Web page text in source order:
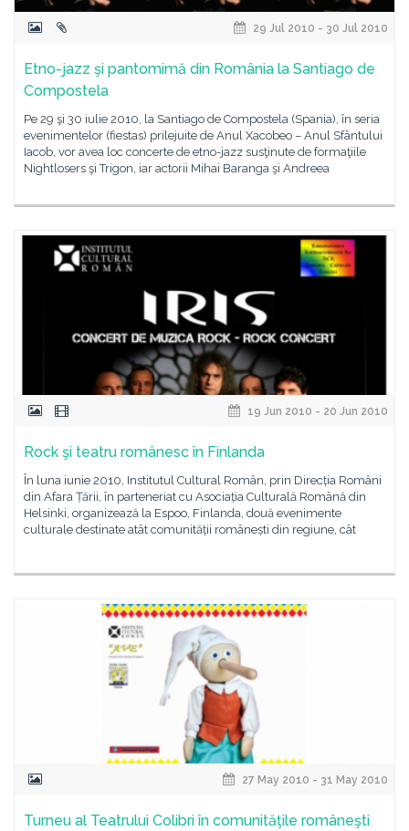
29 Jul 2010 - 30 Jul 2010
Etno-jazz şi pantomimă din România la Santiago de
Compostela
Pe 29 şi 30 iulie 2010, la Santiago de Compostela (Spania), în seria
evenimentelor (fiestas) prilejuite de Anul Xacobeo – Anul Sfântului
Iacob, vor avea loc concerte de etno-jazz susţinute de formaţiile
Nightlosers şi Trigon, iar actorii Mihai Baranga şi Andreea
19 Jun 2010 - 20 Jun 2010
Rock şi teatru românesc în Finlanda
În luna iunie 2010, Institutul Cultural Român, prin Direcția Români
din Afara Țării, în parteneriat cu Asociația Culturală Română din
Helsinki, organizează la Espoo, Finlanda, două evenimente
culturale destinate atât comunității românești din regiune, cât
27 May 2010 - 31 May 2010
Turneu al Teatrului Colibri în comunităţile româneşti